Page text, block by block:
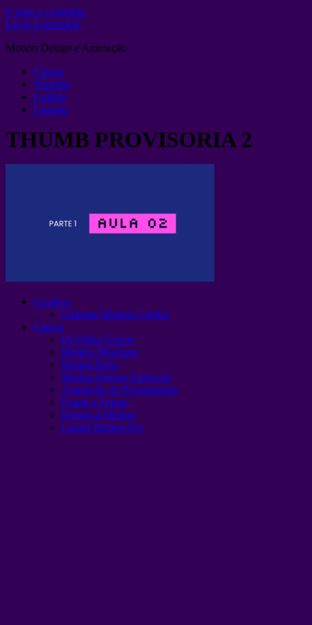
Ir para o conteúdo
Layer Lemonade
Motion Design e Animação
Cursos
Youtube
Collabs
Contato
THUMB PROVISORIA 2
Combos
Ultimate Motion Combo
Cursos
IA Video Expert
Motion+Machine
Motion Boss
Motion Design Essencial
Animação de Personagens
Frame a Frame
Design 4 Motion
Liquid Motion Pro